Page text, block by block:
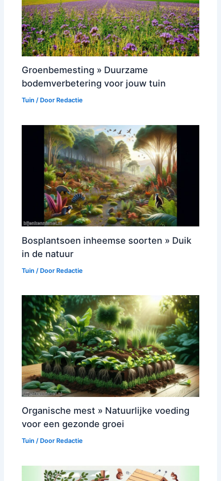
Groenbemesting » Duurzame
bodemverbetering voor jouw tuin
Tuin / Door Redactie
Bosplantsoen inheemse soorten » Duik
in de natuur
Tuin / Door Redactie
Organische mest » Natuurlijke voeding
voor een gezonde groei
Tuin / Door Redactie